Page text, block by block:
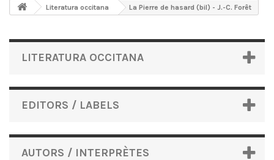
Literatura occitana La Pierre de hasard (bil) - J.-C. Forêt
LITERATURA OCCITANA
EDITORS / LABELS
AUTORS / INTERPRÈTES